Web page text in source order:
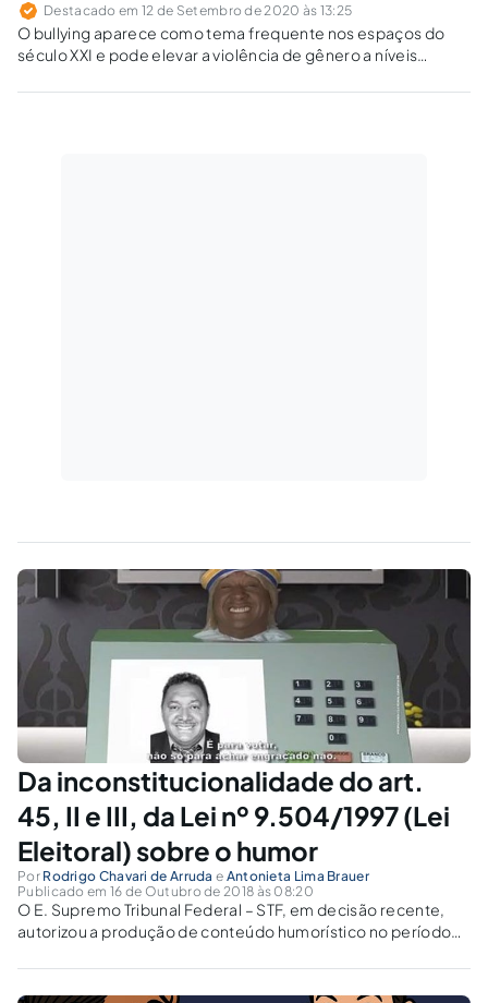
Destacado em 12 de Setembro de 2020 às 13:25
O bullying aparece como tema frequente nos espaços do
século XXI e pode elevar a violência de gênero a níveis
depreciativos e discriminatórios.
Da inconstitucionalidade do art.
45, II e III, da Lei nº 9.504/1997 (Lei
Eleitoral) sobre o humor
Por Rodrigo Chavari de Arruda e Antonieta Lima Brauer
Publicado em 16 de Outubro de 2018 às 08:20
O E. Supremo Tribunal Federal – STF, em decisão recente,
autorizou a produção de conteúdo humorístico no período